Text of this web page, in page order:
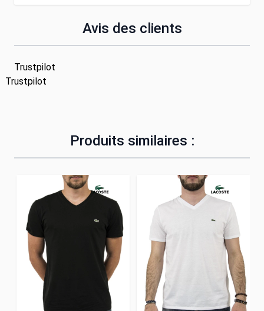
Avis des clients
Trustpilot
Trustpilot
Produits similaires :